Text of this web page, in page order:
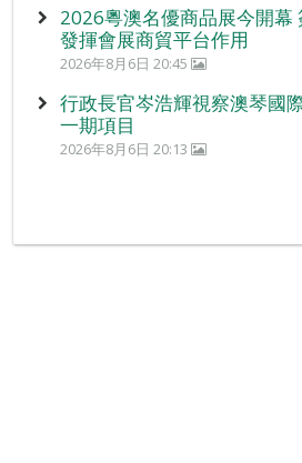
2026粵澳名優商品展今開幕
發揮會展商貿平台作用
2026年8月6日 20:45
行政長官岑浩輝視察澳琴國
一期項目
2026年8月6日 20:13